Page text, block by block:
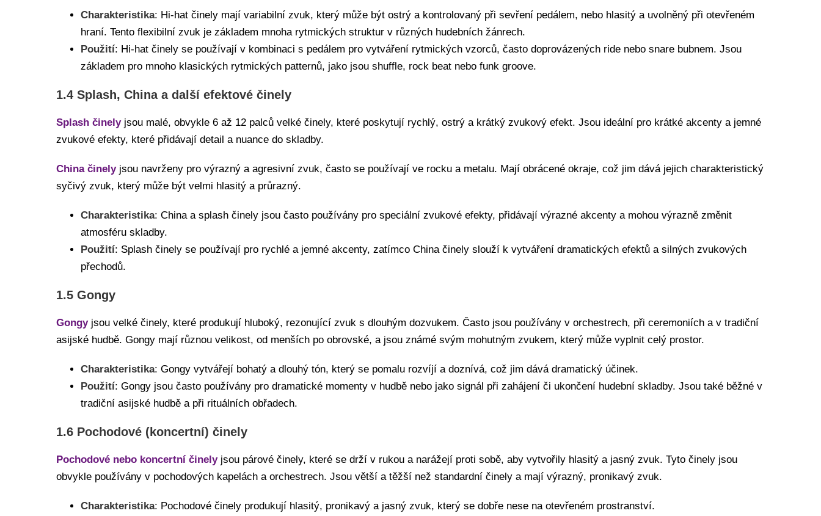
Charakteristika: Hi-hat činely mají variabilní zvuk, který může být ostrý a kontrolovaný při sevření pedálem, nebo hlasitý a uvolněný při otevřeném
hraní. Tento flexibilní zvuk je základem mnoha rytmických struktur v různých hudebních žánrech.
Použití: Hi-hat činely se používají v kombinaci s pedálem pro vytváření rytmických vzorců, často doprovázených ride nebo snare bubnem. Jsou
základem pro mnoho klasických rytmických patternů, jako jsou shuffle, rock beat nebo funk groove.
1.4 Splash, China a další efektové činely
Splash činelyjsou malé, obvykle 6 až 12 palců velké činely, které poskytují rychlý, ostrý a krátký zvukový efekt. Jsou ideální pro krátké akcenty a jemné
zvukové efekty, které přidávají detail a nuance do skladby.
China činelyjsou navrženy pro výrazný a agresivní zvuk, často se používají ve rocku a metalu. Mají obrácené okraje, což jim dává jejich charakteristický
syčivý zvuk, který může být velmi hlasitý a průrazný.
Charakteristika: China a splash činely jsou často používány pro speciální zvukové efekty, přidávají výrazné akcenty a mohou výrazně změnit
atmosféru skladby.
Použití: Splash činely se používají pro rychlé a jemné akcenty, zatímco China činely slouží k vytváření dramatických efektů a silných zvukových
přechodů.
1.5 Gongy
Gongyjsou velké činely, které produkují hluboký, rezonující zvuk s dlouhým dozvukem. Často jsou používány v orchestrech, při ceremoniích a v tradiční
asijské hudbě. Gongy mají různou velikost, od menších po obrovské, a jsou známé svým mohutným zvukem, který může vyplnit celý prostor.
Charakteristika: Gongy vytvářejí bohatý a dlouhý tón, který se pomalu rozvíjí a doznívá, což jim dává dramatický účinek.
Použití: Gongy jsou často používány pro dramatické momenty v hudbě nebo jako signál při zahájení či ukončení hudební skladby. Jsou také běžné v
tradiční asijské hudbě a při rituálních obřadech.
1.6 Pochodové (koncertní) činely
Pochodové nebo koncertní činelyjsou párové činely, které se drží v rukou a narážejí proti sobě, aby vytvořily hlasitý a jasný zvuk. Tyto činely jsou
obvykle používány v pochodových kapelách a orchestrech. Jsou větší a těžší než standardní činely a mají výrazný, pronikavý zvuk.
Charakteristika: Pochodové činely produkují hlasitý, pronikavý a jasný zvuk, který se dobře nese na otevřeném prostranství.